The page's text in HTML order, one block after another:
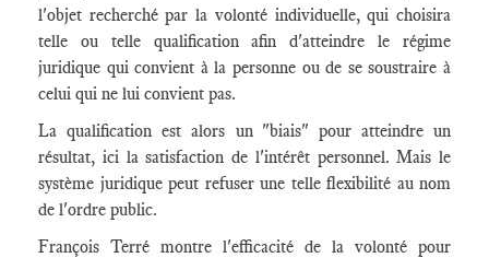
l'objet recherché par la volonté individuelle, qui choisira
telle ou telle qualification afin d'atteindre le régime
juridique qui convient à la personne ou de se soustraire à
celui qui ne lui convient pas.
La qualification est alors un "biais" pour atteindre un
résultat, ici la satisfaction de l'intérêt personnel. Mais le
système juridique peut refuser une telle flexibilité au nom
de l'ordre public.
François Terré montre l'efficacité de la volonté pour